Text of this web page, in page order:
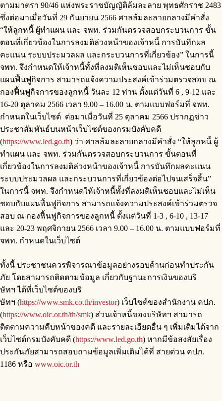
ตามมาตรา 90/46 แห่งพระราชบัญญัติล้มละลาย พุทธศักราช 2483
ซึ่งต่อมาเมื่อวันที่ 29 กันยายน 2566 ศาลล้มละลายกลางมีคำสั่ง
“ให้ลูกหนี้ ผู้ทำแผน และ จพท. ร่วมกันตรวจสอบกระบวนการ ขั้น
ตอนที่เกี่ยวข้องในการลงมติล่วงหน้าของเจ้าหนี้ การบันทึกผล
คะแนน ระบบประมวลผล และกระบวนการที่เกี่ยวข้อง” ในการนี้
จพท. จึงกำหนดให้เจ้าหนี้ทั้งที่ลงมติเห็นชอบและไม่เห็นชอบกับ
แผนฟื้นฟูกิจการ สามารถแจ้งความประสงค์เข้าร่วมตรวจสอบ ณ
กองฟื้นฟูกิจการของลูกหนี้ วันละ 12 ท่าน ตั้งแต่วันที่ 6 , 9-12 และ
16-20 ตุลาคม 2566 เวลา 9.00 – 16.00 น. ตามแบบฟอร์มที่ จพท.
กำหนดในเว็บไซต์ ต่อมาเมื่อวันที่ 25 ตุลาคม 2566 ปรากฏข่าว
ประชาสัมพันธ์บนหน้าเว็บไซต์ของกรมบังคับคดี
(https://www.led.go.th) ว่า ศาลล้มละลายกลางมีคำสั่ง “ให้ลูกหนี้ ผู้
ทำแผน และ จพท. ร่วมกันตรวจสอบกระบวนการ ขั้นตอนที่
เกี่ยวข้องในการลงมติล่วงหน้าของเจ้าหนี้ การบันทึกผลคะแนน
ระบบประมวลผล และกระบวนการที่เกี่ยวข้องต่อไปจนเสร็จสิ้น”
ในการนี้ จพท. จึงกำหนดให้เจ้าหนี้ทั้งที่ลงมติเห็นชอบและไม่เห็น
ชอบกับแผนฟื้นฟูกิจการ สามารถแจ้งความประสงค์เข้าร่วมตรวจ
สอบ ณ กองฟื้นฟูกิจการของลูกหนี้ ตั้งแต่วันที่ 1-3 , 6-10 , 13-17
และ 20-23 พฤศจิกายน 2566 เวลา 9.00 – 16.00 น. ตามแบบฟอร์มที่
จพท. กำหนดในเว็บไซต์
ทั้งนี้ ประชาชนควรพิจารณาข้อมูลอย่างรอบด้านก่อนทำประกัน
ภัย โดยสามารถติดตามข้อมูล เกี่ยวกับฐานะการเงินของบริ
ษัทฯ ได้ที่เว็บไซต์ของบริ
ษัทฯ (https://www.smk.co.th/investor) เว็บไซต์ของสำนักงาน คปภ.
(https://www.oic.or.th/th/smk) ส่วนเจ้าหนี้ของบริษัทฯ สามารถ
ติดตามความคืบหน้าของคดี และรายละเอียดอื่น ๆ เพิ่มเติมได้จาก
เว็บไซต์กรมบังคับคดี (https://www.led.go.th) หากมีข้อสงสัยเรื่อง
ประกันภัยสามารถสอบถามข้อมูลเพิ่มเติมได้ที่ สายด่วน คปภ.
1186 หรือ www.oic.or.th